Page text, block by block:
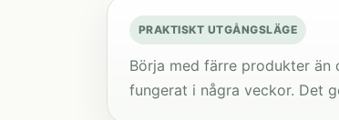
PRAKTISKT UTGÅNGSLÄGE
Börja med färre produkter
fungerat i några veckor. Det